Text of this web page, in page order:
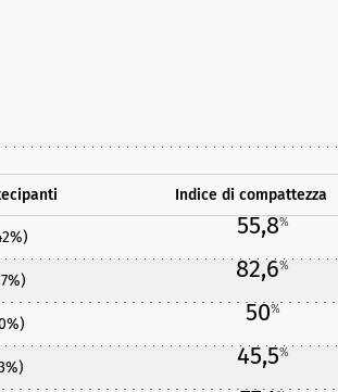
Indice di compattezza
55,8%
82,6%
50%
45,5%